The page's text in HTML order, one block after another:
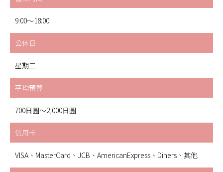
9:00～18:00
公休日
星期二
平均預算
700日圓～2,000日圓
信用卡
VISA、MasterCard、JCB、AmericanExpress、Diners、其他